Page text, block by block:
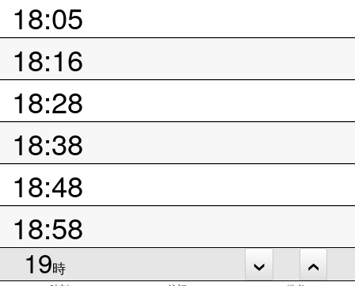
18:05
18:16
18:28
18:38
18:48
18:58
19時